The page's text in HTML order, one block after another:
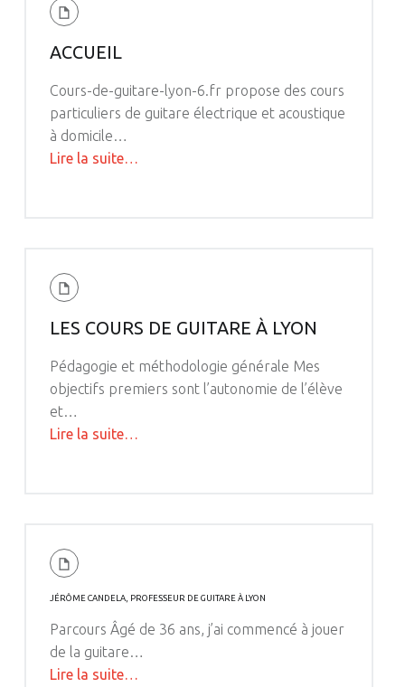
ACCUEIL
Cours-de-guitare-lyon-6.fr propose des cours
particuliers de guitare électrique et acoustique
à domicile…
Lire la suite"Accueil"
…
LES COURS DE GUITARE À LYON
Pédagogie et méthodologie générale Mes
objectifs premiers sont l’autonomie de l’élève
et…
Lire la suite"Les
…
JÉRÔME CANDELA, PROFESSEUR DE GUITARE À LYON
Parcours Âgé de 36 ans, j’ai commencé à jouer
de la guitare…
Lire la suite"Jérôme
…